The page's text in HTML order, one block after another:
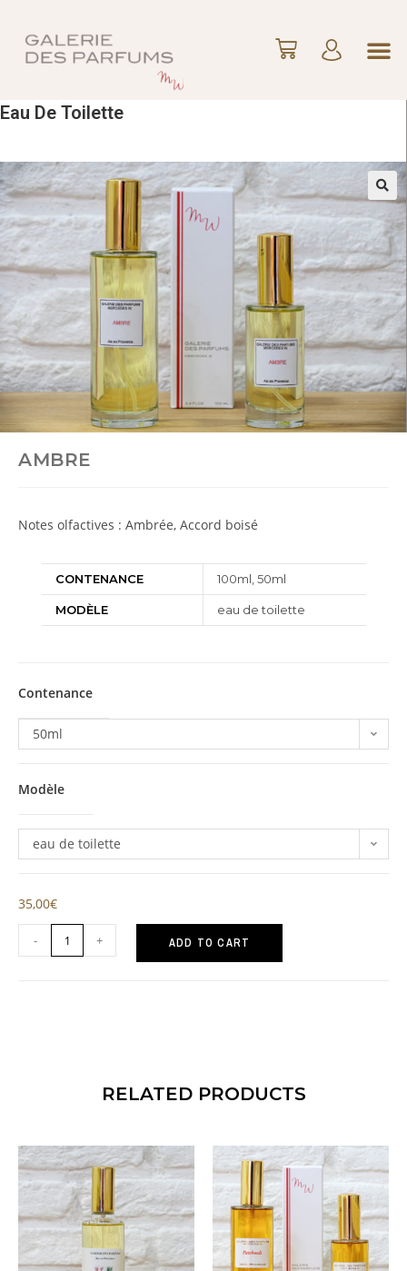
Eau De Toilette
AMBRE
Notes olfactives : Ambrée, Accord boisé
CONTENANCE 100ml, 50ml
MODÈLE eau de toilette
Contenance
50ml
Modèle
eau de toilette
35,00€
- + ADD TO CART
RELATED PRODUCTS